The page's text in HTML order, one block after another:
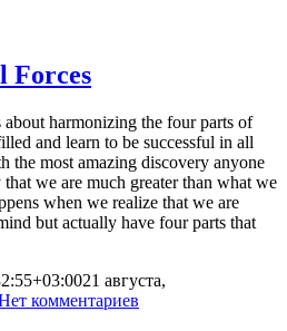
Forces
harmonizing the four parts of
and learn to be successful in all
the most amazing discovery anyone
we are much greater than what we
when we realize that we are
but actually have four parts that
21 августа,
комментариев